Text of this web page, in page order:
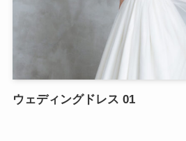
ウェディングドレス 01